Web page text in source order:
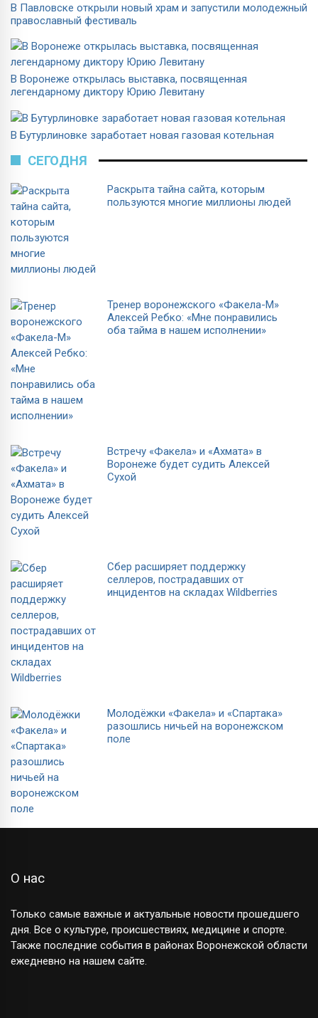
В Павловске открыли новый храм и запустили молодежный
православный фестиваль
В Воронеже открылась выставка, посвященная
легендарному диктору Юрию Левитану
В Бутурлиновке заработает новая газовая котельная
СЕГОДНЯ
Раскрыта тайна сайта, которым
пользуются многие миллионы людей
Тренер воронежского «Факела-М»
Алексей Ребко: «Мне понравились
оба тайма в нашем исполнении»
Встречу «Факела» и «Ахмата» в
Воронеже будет судить Алексей
Сухой
Сбер расширяет поддержку
селлеров, пострадавших от
инцидентов на складах Wildberries
Молодёжки «Факела» и «Спартака»
разошлись ничьей на воронежском
поле
О нас
Только самые важные и актуальные новости прошедшего
дня. Все о культуре, происшествиях, медицине и спорте.
Также последние события в районах Воронежской области
ежедневно на нашем сайте.